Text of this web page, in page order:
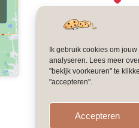
Ik gebruik cookies om
analyseren. Lees meer
"bekijk voorkeuren" te
"accepteren".
Accepteren
Laad